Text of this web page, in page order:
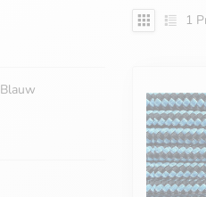
Blauw
1